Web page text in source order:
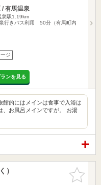
/ 有馬温泉
泉駅1.19km
行きバス利用 50分（有馬町内
ジ
ンを見る
館的にはメインは食事で入浴は
、お風呂メインですが。 お湯
お気に入
りに追加
）